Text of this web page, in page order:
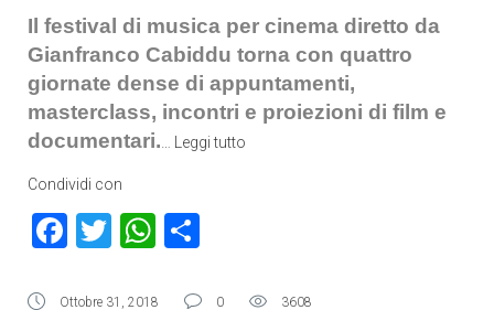
Il festival di musica per cinema diretto da
Gianfranco Cabiddu torna con quattro
giornate dense di appuntamenti,
masterclass, incontri e proiezioni di film e
documentari.
Leggi tutto
Condividi con
Facebook
TwitterWhatsApp
Ottobre 31, 2018 0
3608